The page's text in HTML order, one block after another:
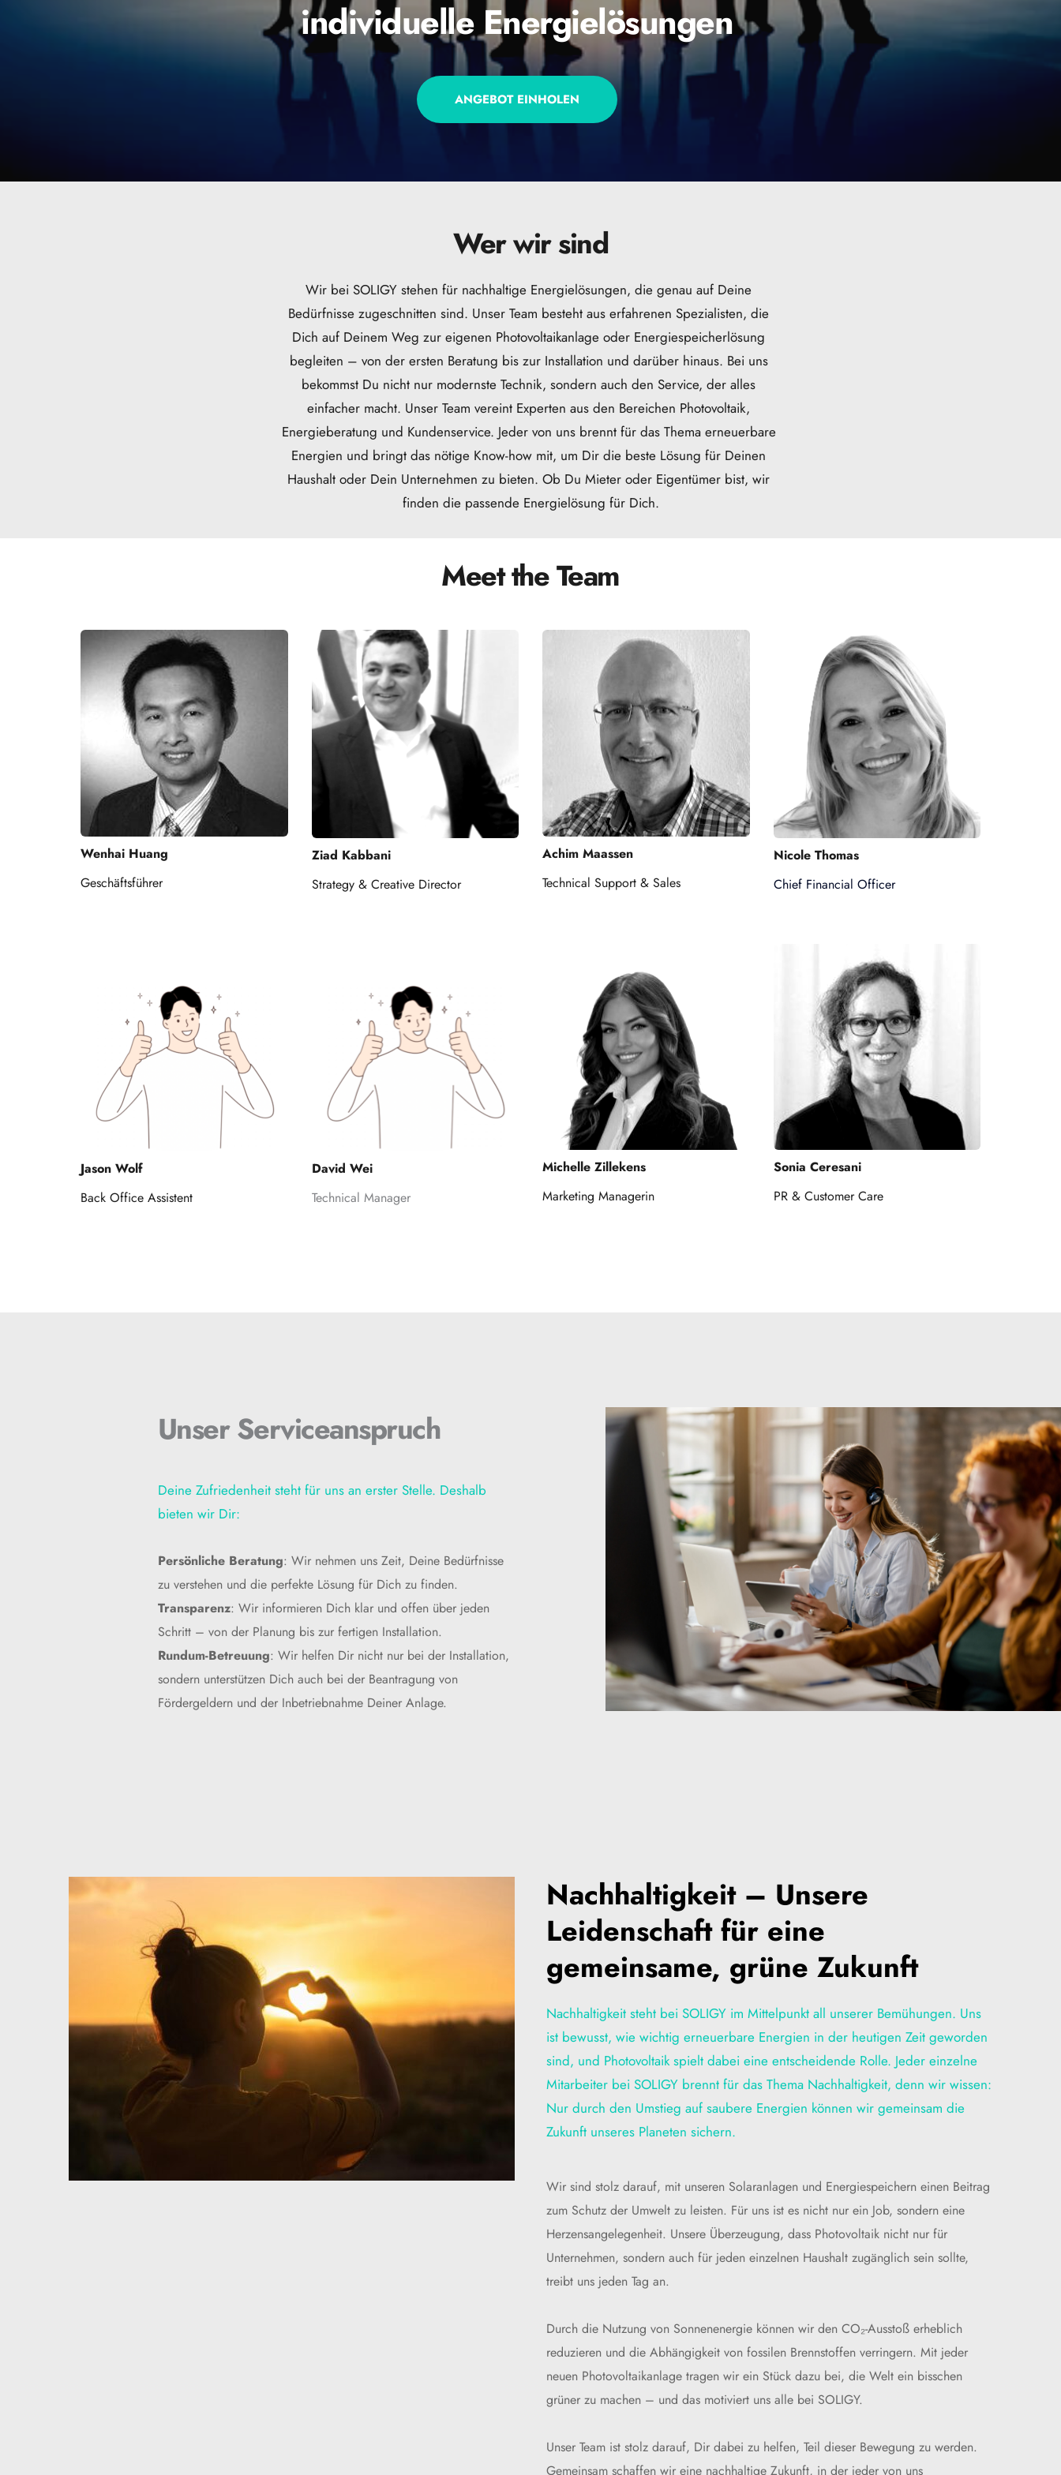
individuelle Energielösungen
ANGEBOT EINHOLEN
Wer wir sind
Wir bei SOLIGY stehen für nachhaltige Energielösungen, die genau auf Deine
Bedürfnisse zugeschnitten sind. Unser Team besteht aus erfahrenen Spezialisten, die
Dich auf Deinem Weg zur eigenen Photovoltaikanlage oder Energiespeicherlösung
begleiten – von der ersten Beratung bis zur Installation und darüber hinaus. Bei uns
bekommst Du nicht nur modernste Technik, sondern auch den Service, der alles
einfacher macht. Unser Team vereint Experten aus den Bereichen Photovoltaik,
Energieberatung und Kundenservice. Jeder von uns brennt für das Thema erneuerbare
Energien und bringt das nötige Know-how mit, um Dir die beste Lösung für Deinen
Haushalt oder Dein Unternehmen zu bieten. Ob Du Mieter oder Eigentümer bist, wir
finden die passende Energielösung für Dich.
Meet the Team
Wenhai Huang
Geschäftsführer
Ziad Kabbani
Strategy & Creative Director
Achim Maassen
Technical Support & Sales
Nicole Thomas
Chief Financial Officer
Jason Wolf
Back Office Assistent
David Wei
Technical Manager
Michelle Zillekens
Marketing Managerin
Sonia Ceresani
PR & Customer Care
Unser Serviceanspruch
Deine Zufriedenheit steht für uns an erster Stelle. Deshalb
bieten wir Dir:
Persönliche Beratung: Wir nehmen uns Zeit, Deine Bedürfnisse
zu verstehen und die perfekte Lösung für Dich zu finden.
Transparenz: Wir informieren Dich klar und offen über jeden
Schritt – von der Planung bis zur fertigen Installation.
Rundum-Betreuung: Wir helfen Dir nicht nur bei der Installation,
sondern unterstützen Dich auch bei der Beantragung von
Fördergeldern und der Inbetriebnahme Deiner Anlage.
Nachhaltigkeit – Unsere
Leidenschaft für eine
gemeinsame, grüne Zukunft
Nachhaltigkeit steht bei SOLIGY im Mittelpunkt all unserer Bemühungen. Uns
ist bewusst, wie wichtig erneuerbare Energien in der heutigen Zeit geworden
sind, und Photovoltaik spielt dabei eine entscheidende Rolle. Jeder einzelne
Mitarbeiter bei SOLIGY brennt für das Thema Nachhaltigkeit, denn wir wissen:
Nur durch den Umstieg auf saubere Energien können wir gemeinsam die
Zukunft unseres Planeten sichern.
Wir sind stolz darauf, mit unseren Solaranlagen und Energiespeichern einen Beitrag
zum Schutz der Umwelt zu leisten. Für uns ist es nicht nur ein Job, sondern eine
Herzensangelegenheit. Unsere Überzeugung, dass Photovoltaik nicht nur für
Unternehmen, sondern auch für jeden einzelnen Haushalt zugänglich sein sollte,
treibt uns jeden Tag an.
Durch die Nutzung von Sonnenenergie können wir den CO₂-Ausstoß erheblich
reduzieren und die Abhängigkeit von fossilen Brennstoffen verringern. Mit jeder
neuen Photovoltaikanlage tragen wir ein Stück dazu bei, die Welt ein bisschen
grüner zu machen – und das motiviert uns alle bei SOLIGY.
Unser Team ist stolz darauf, Dir dabei zu helfen, Teil dieser Bewegung zu werden.
Gemeinsam schaffen wir eine nachhaltige Zukunft, in der jeder von uns